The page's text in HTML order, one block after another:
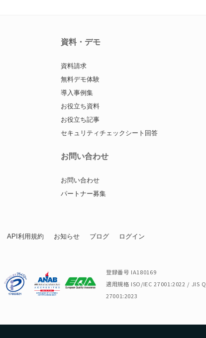
資料・デモ
資料請求
無料デモ体験
導入事例集
お役立ち資料
お役立ち記事
セキュリティチェックシート回答
お問い合わせ
お問い合わせ
パートナー募集
API利用規約 お知らせ ブログ ログイン
登録番号 IA180169
適用規格 ISO/IEC 27001:2022 / JIS Q
27001:2023